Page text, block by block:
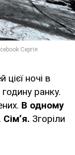
ночі в
ранку.
В одному
Сімʼя. Згоріли